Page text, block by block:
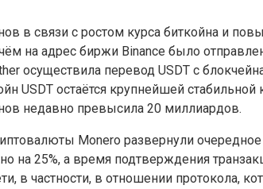
в связи с ростом курса биткойна и
на адрес биржи Binance было
осуществила перевод USDT с
USDT остаётся крупнейшей
недавно превысила 20 миллиардов.
Monero развернули
на 25%, а время подтверждения
в частности, в отношении протокола,